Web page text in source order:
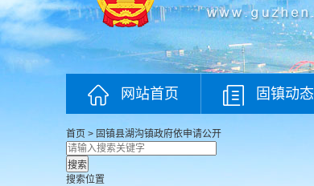
网站首页 固镇动态
首页 > 固镇县湖沟镇政府依申请公开
搜索位置